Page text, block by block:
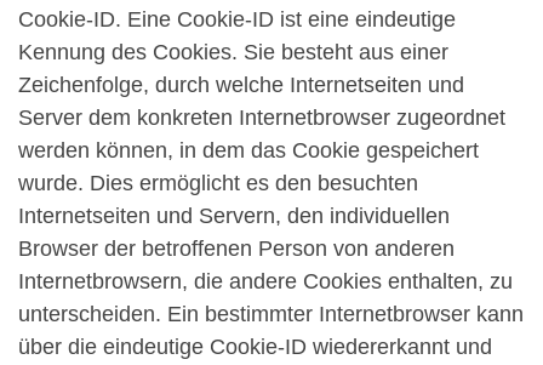
Cookie-ID. Eine Cookie-ID ist eine eindeutige
Kennung des Cookies. Sie besteht aus einer
Zeichenfolge, durch welche Internetseiten und
Server dem konkreten Internetbrowser zugeordnet
werden können, in dem das Cookie gespeichert
wurde. Dies ermöglicht es den besuchten
Internetseiten und Servern, den individuellen
Browser der betroffenen Person von anderen
Internetbrowsern, die andere Cookies enthalten, zu
unterscheiden. Ein bestimmter Internetbrowser kann
über die eindeutige Cookie-ID wiedererkannt und